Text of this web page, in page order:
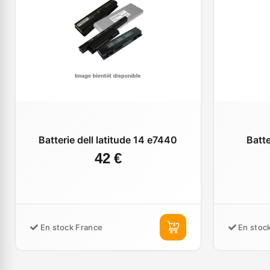
Batterie dell latitude 14 e7440
42 €
En stock France En